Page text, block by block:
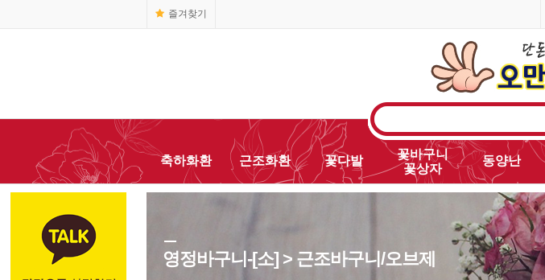
즐겨찾기
축하화환 근조화환 꽃다발
꽃바구니
꽃상자
동양난
영정바구니-[소] > 근조바구니/오브제